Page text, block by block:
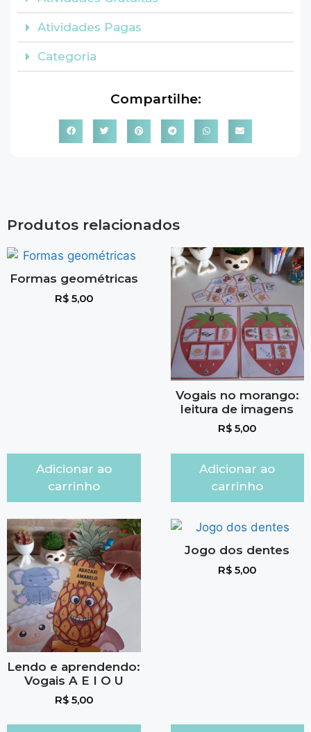
Atividades Pagas
Categoria
Compartilhe:
Produtos relacionados
Formas geométricas
R$5,00
Adicionar ao
carrinho
Vogais no morango:
leitura de imagens
R$ 5,00
Adicionar ao
carrinho
Lendo e aprendendo:
Vogais A E I O U
R$5,00
Jogo dos dentes
R$ 5,00